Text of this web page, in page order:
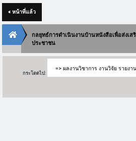
« หน้าที่แล้ว
กลยุทธ์การดำเนินงานบ้านหนังสือเพื่อส่งเ
ประชาชน
กระโดดไป: